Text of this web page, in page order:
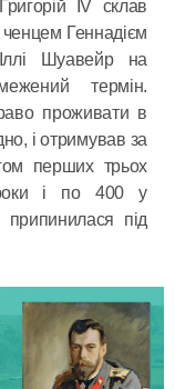
IV склав
Геннадієм
Шуавейр на
термін.
проживати в
і отримував за
перших трьох
і по 400 у
припинилася під